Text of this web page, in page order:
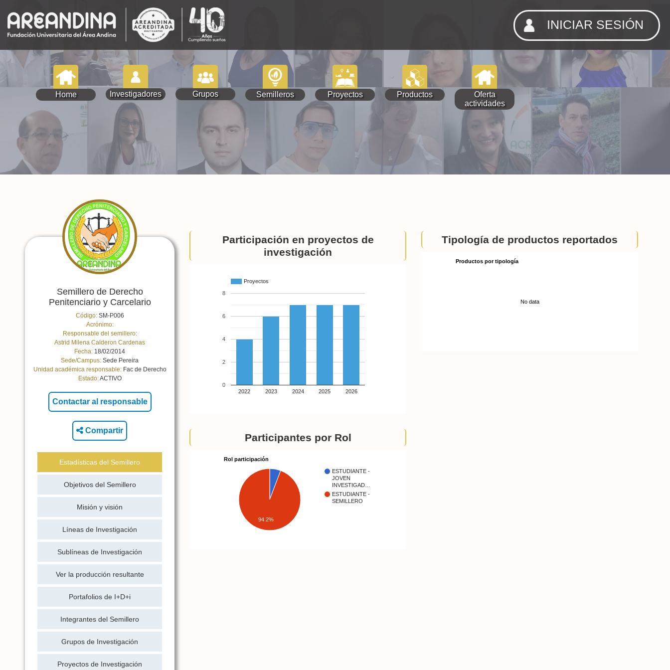
Home Investigadores Grupos Semilleros Proyectos Productos
Oferta
actividades
INICIAR SESIÓN
Semillero de Derecho
Penitenciario y Carcelario
Código:SM-P006
Acrónimo:
Responsable del semillero:
Astrid Milena Calderon Cardenas
Fecha: 18/02/2014
Sede/Campus: Sede Pereira
Unidad académica responsable:Fac de Derecho
Estado:ACTIVO
Compartir
Estadísticas del Semillero
Objetivos del Semillero
Misión y visión
Líneas de Investigación
Sublíneas de Investigación
Ver la producción resultante
Portafolios de I+D+i
Integrantes del Semillero
Grupos de Investigación
Proyectos de Investigación
Participación en proyectos de
investigación
Proyectos
2022 2023 2024 2025 2026
0
2
4
6
8
Tipología de productos reportados
Productos por tipología
No data
Participantes por Rol
Rol participación
ESTUDIANTE -
JOVEN
INVESTIGAD…
ESTUDIANTE -
SEMILLERO
94.2%